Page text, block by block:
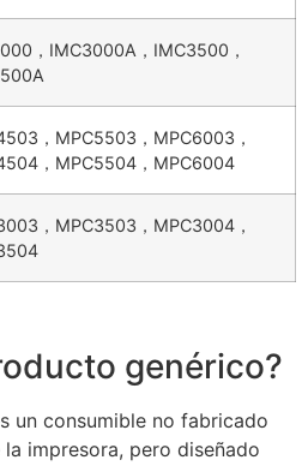
，IMC3000A，IMC3500，
，MPC5503，MPC6003，
，MPC5504，MPC6004
，MPC3503，MPC3004，
genérico?
un consumible no fabricado
impresora, pero diseñado